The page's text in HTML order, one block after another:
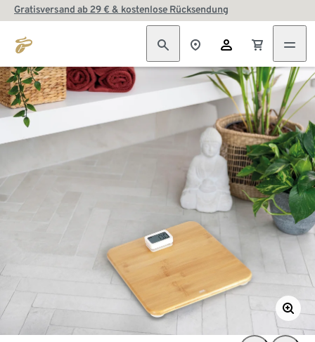
Gratisversand ab 29 € & kostenlose Rücksendung